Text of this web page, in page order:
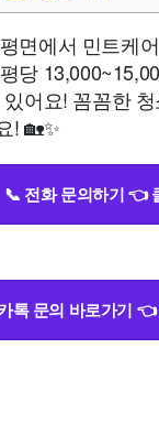
면에서 민트케
당
어요! 꼼꼼한
! 🏡✨
📞 전화 문의하기 👈
톡 문의 바로가기